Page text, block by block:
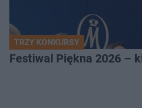
TRZY KONKURSY
Festiwal Piękna 2026 –